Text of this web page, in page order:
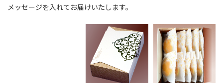
メッセージを入れてお届けいたします。